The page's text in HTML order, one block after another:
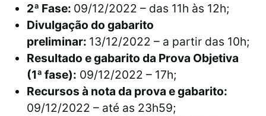
2ª Fase: 09/12/2022 – das 11h às 12h;
Divulgação do gabarito
preliminar: 13/12/2022 – a partir das 10h;
Resultado e gabarito da Prova Objetiva
(1ª fase): 09/12/2022 – 17h;
Recursos à nota da prova e gabarito:
09/12/2022 – até as 23h59;